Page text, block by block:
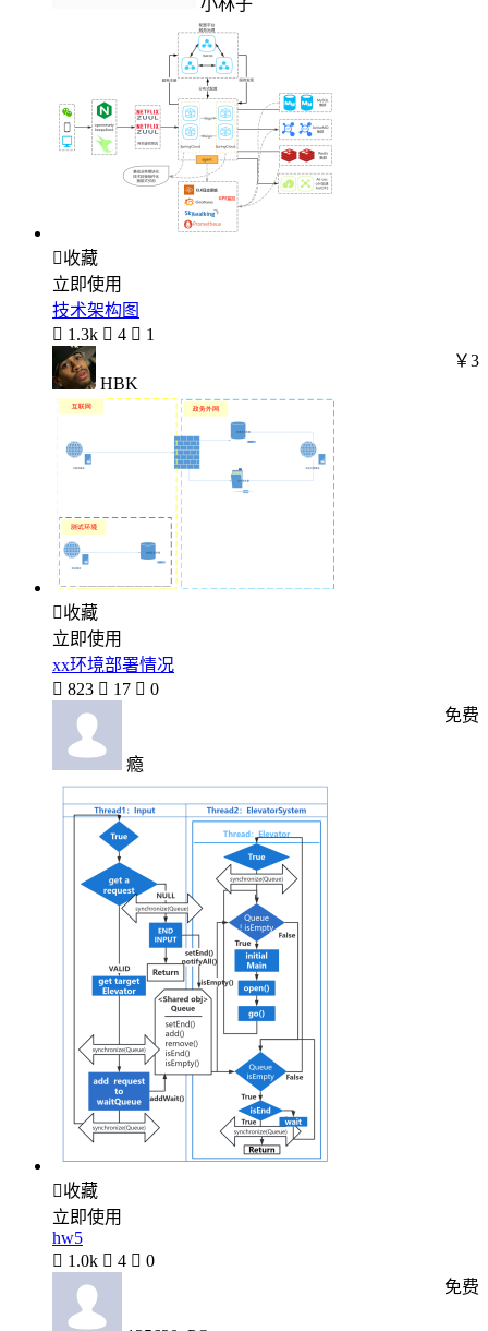
小林子
收藏
立即使用
技术架构图
 1.3k  4  1
HBK
￥3
收藏
立即使用
xx环境部署情况
 823  17  0
瘾
免费
收藏
立即使用
hw5
 1.0k  4  0
免费